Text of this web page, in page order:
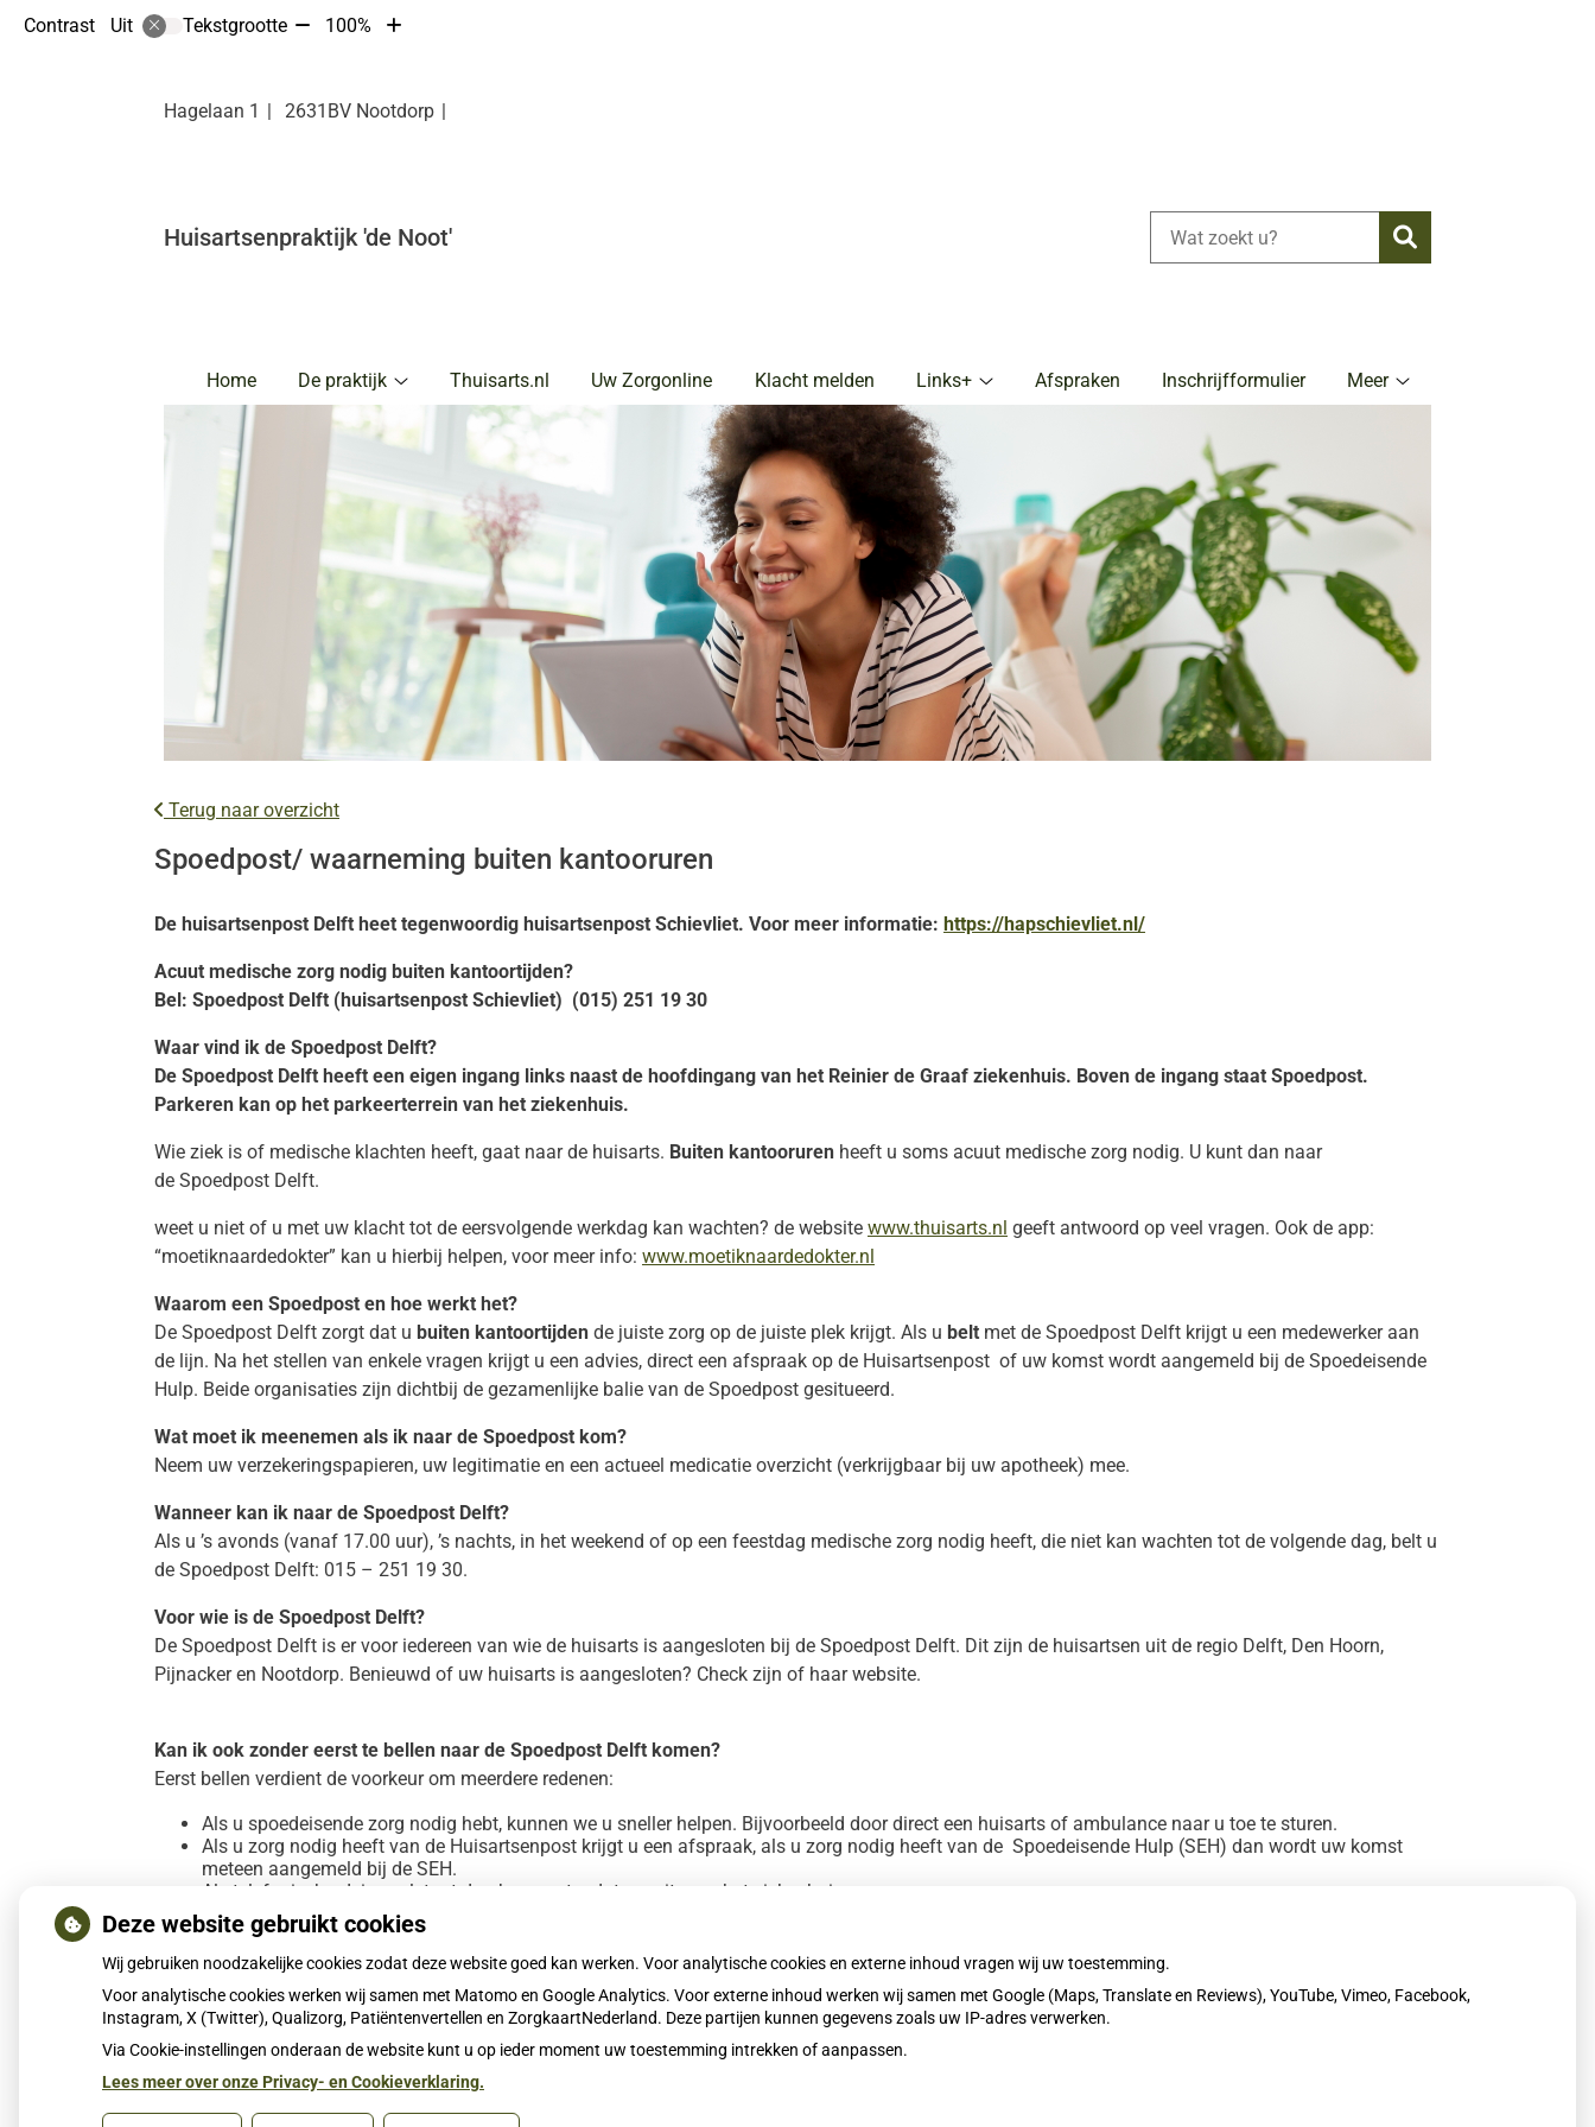
Contrast Uit Tekstgrootte Tekst
10%
100%
Tekst
10%
Hagelaan 1 2631BV Nootdorp
Huisartsenpraktijk 'de Noot' Zoeken
Home
De praktijk
praktijk
submenu
Thuisarts.nl Uw Zorgonline Klacht melden
Links+
Afspraken Inschrijfformulier
Meer
Meer
Terug naar overzicht
Spoedpost/ waarneming buiten kantooruren
De huisartsenpost Delft heet tegenwoordig huisartsenpost Schievliet. Voor meer informatie: https://hapschievliet.nl/
Acuut medische zorg nodig buiten kantoortijden?
Bel: Spoedpost Delft (huisartsenpost Schievliet) (015) 251 19 30
Waar vind ik de Spoedpost Delft?
De Spoedpost Delft heeft een eigen ingang links naast de hoofdingang van het Reinier de Graaf ziekenhuis. Boven de ingang staat Spoedpost.
Parkeren kan op het parkeerterrein van het ziekenhuis.
Wie ziek is of medische klachten heeft, gaat naar de huisarts. Buiten kantooruren heeft u soms acuut medische zorg nodig. U kunt dan naar
de Spoedpost Delft.
weet u niet of u met uw klacht tot de eersvolgende werkdag kan wachten? de website www.thuisarts.nl geeft antwoord op veel vragen. Ook de app:
“moetiknaardedokter” kan u hierbij helpen, voor meer info: www.moetiknaardedokter.nl
Waarom een Spoedpost en hoe werkt het?
De Spoedpost Delft zorgt dat u buiten kantoortijden de juiste zorg op de juiste plek krijgt. Als u belt met de Spoedpost Delft krijgt u een medewerker aan
de lijn. Na het stellen van enkele vragen krijgt u een advies, direct een afspraak op de Huisartsenpost of uw komst wordt aangemeld bij de Spoedeisende
Hulp. Beide organisaties zijn dichtbij de gezamenlijke balie van de Spoedpost gesitueerd.
Wat moet ik meenemen als ik naar de Spoedpost kom?
Neem uw verzekeringspapieren, uw legitimatie en een actueel medicatie overzicht (verkrijgbaar bij uw apotheek) mee.
Wanneer kan ik naar de Spoedpost Delft?
Als u ’s avonds (vanaf 17.00 uur), ’s nachts, in het weekend of op een feestdag medische zorg nodig heeft, die niet kan wachten tot de volgende dag, belt u
de Spoedpost Delft: 015 – 251 19 30.
Voor wie is de Spoedpost Delft?
De Spoedpost Delft is er voor iedereen van wie de huisarts is aangesloten bij de Spoedpost Delft. Dit zijn de huisartsen uit de regio Delft, Den Hoorn,
Pijnacker en Nootdorp. Benieuwd of uw huisarts is aangesloten? Check zijn of haar website.
Kan ik ook zonder eerst te bellen naar de Spoedpost Delft komen?
Eerst bellen verdient de voorkeur om meerdere redenen:
Als u spoedeisende zorg nodig hebt, kunnen we u sneller helpen. Bijvoorbeeld door direct een huisarts of ambulance naar u toe te sturen.
Als u zorg nodig heeft van de Huisartsenpost krijgt u een afspraak, als u zorg nodig heeft van de Spoedeisende Hulp (SEH) dan wordt uw komst
meteen aangemeld bij de SEH.
Als telefonisch advies volstaat dan bespaart u dat een rit naar het ziekenhuis.
Bij levensbedreigende situaties: bel 112.
Niet levensbedreigend, wel spoed?Binnen kantoortijden:bel uw huisarts 0153105545
Buiten kantoortijden:
bel de Spoedpost Delft via (015) 251 19 30
Publicatiedatum:14-10-2020
Deze website gebruikt cookies
Wij gebruiken noodzakelijke cookies zodat deze website goed kan werken. Voor analytische cookies en externe inhoud vragen wij uw toestemming.
Voor analytische cookies werken wij samen met Matomo en Google Analytics. Voor externe inhoud werken wij samen met Google (Maps, Translate en Reviews), YouTube, Vimeo, Facebook,
Instagram, X (Twitter), Qualizorg, Patiëntenvertellen en ZorgkaartNederland. Deze partijen kunnen gegevens zoals uw IP-adres verwerken.
Via Cookie-instellingen onderaan de website kunt u op ieder moment uw toestemming intrekken of aanpassen.
Lees meer over onze Privacy- en Cookieverklaring.